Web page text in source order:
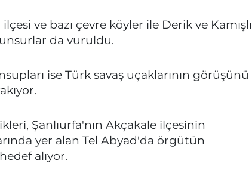
ve bazı çevre köyler ile Derik ve Kamışlı
da vuruldu.
ise Türk savaş uçaklarının görüşünü
Şanlıurfa'nın Akçakale ilçesinin
yer alan Tel Abyad'da örgütün
alıyor.